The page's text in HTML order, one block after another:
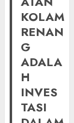
KOLAM
RENAN
G
ADALA
H
INVES
TASI